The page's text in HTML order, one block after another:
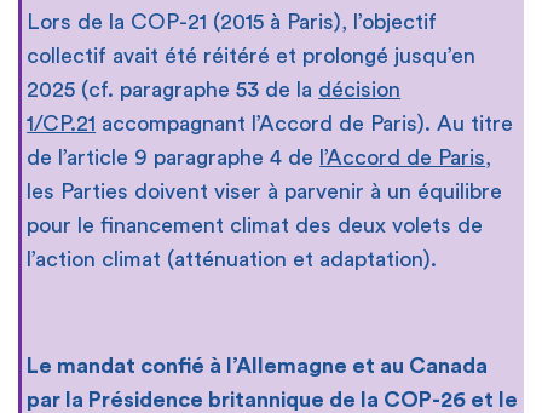
Lors de la COP-21 (2015 à Paris), l’objectif
collectif avait été réitéré et prolongé jusqu’en
2025 (cf. paragraphe 53 de la décision
1/CP.21 accompagnant l’Accord de Paris). Au titre
de l’article 9 paragraphe 4 de l’Accord de Paris,
les Parties doivent viser à parvenir à un équilibre
pour le financement climat des deux volets de
l’action climat (atténuation et adaptation).
Le mandat confié à l’Allemagne et au Canada
par la Présidence britannique de la COP-26 et le